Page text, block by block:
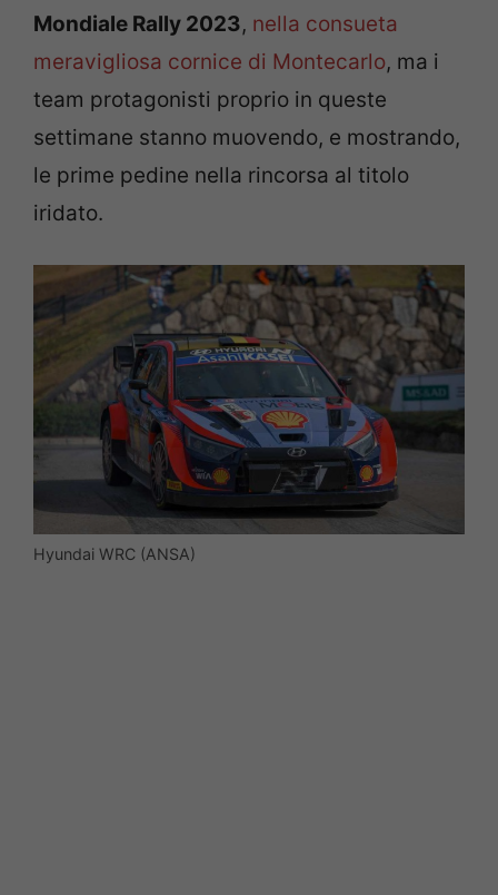
Mondiale Rally 2023, nella consueta
meravigliosa cornice di Montecarlo, ma i
team protagonisti proprio in queste
settimane stanno muovendo, e mostrando,
le prime pedine nella rincorsa al titolo
iridato.
Hyundai WRC (ANSA)